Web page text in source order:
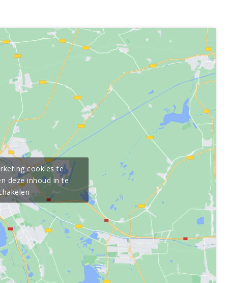
cookies te
deze inhoud in te